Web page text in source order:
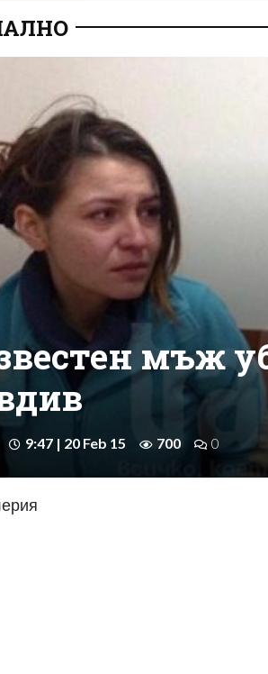
мъж
9:47 | 20 Feb 15 700 0